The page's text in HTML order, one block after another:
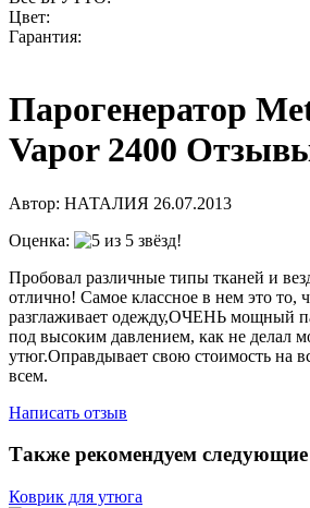
Цвет:
Гарантия:
Парогенератор
Vapor 2400
Автор: НАТАЛИЯ 26.07.2013
Оценка:
Пробовал различные типы тканей и
отлично! Самое классное в нем это то,
разглаживает одежду,ОЧЕНЬ мощный
под высоким давлением, как не делал
утюг.Оправдывает свою стоимость на
всем.
Написать отзыв
Также рекомендуем
Коврик для утюга